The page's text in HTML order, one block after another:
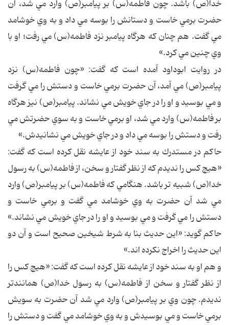
خدا(ص) باشد. چون فاطمه(س) بر پيامبر(ص) وارد مي شد، آن
حضرت برمي خاست و دستانش را بوسه مي داد و به وي خوشامد
مي گفت. هم چنان كه هرگاه پيامبر نزد فاطمه(س) مي رفت؛ او با
وي چنين مي كرد.»
در روايت ابوداود آمده است كه گفت: «چون فاطمه(س) نزد
پيامبر(ص) مي آمد، آن حضرت برمي خاست و دستش را مي گرفت
و مي بوسيد و او را در جاي خويش مي نشاند. پيامبر(ص) نيز هرگاه
بر فاطمه(س) وارد مي شد، او برمي خاست و به سوي حضرتش مي
رفت و دستش را بوسه مي داد و در جاي خويش مي نشانيدش.»
حاكم در مستدرك به سند خود از عايشه نقل كرده است كه گفت:
«هيچ كس را نديدم كه از نظر گفتار و سخن، از فاطمه(س) به رسول
خدا(ص) شبيه تر باشد. هنگامي كه فاطمه(س) بر پيامبر(ص) وارد
مي شد آن حضرت به وي خوشامد مي گفت و برمي خاست و
دستش را مي گرفت و مي بوسيد و او را در جاي خويش مي نشاند.»
حاكم گويد: «اين حديث بنا به شرط شيخين صحيح است و آن دو
اين حديث را اخراج نكرده اند.»
و هم او به سند خود از عايشه نقل كرده است كه گفت: «هيچ كس را
از نظر گفتار و سخن از فاطمه(س) به رسول خدا(ص) همانندتر
نديدم. چون وي بر پيامبر(ص) وارد مي شد آن حضرت به سويش
برمي خاست و مي بوسيدش و به وي خوشامد مي گفت و دستش را